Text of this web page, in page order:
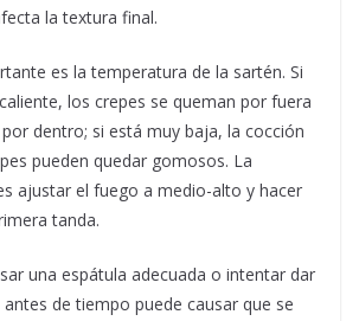
la textura final.
es la temperatura de la sartén. Si
los crepes se queman por fuera
dentro; si está muy baja, la cocción
pueden quedar gomosos. La
ajustar el fuego a medio-alto y hacer
tanda.
una espátula adecuada o intentar dar
de tiempo puede causar que se